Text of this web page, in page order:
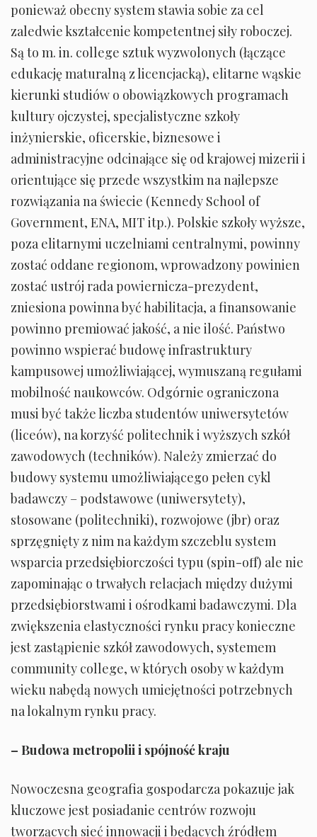
ponieważ obecny system stawia sobie za cel
zaledwie kształcenie kompetentnej siły roboczej.
Są to m. in. college sztuk wyzwolonych (łączące
edukację maturalną z licencjacką), elitarne wąskie
kierunki studiów o obowiązkowych programach
kultury ojczystej, specjalistyczne szkoły
inżynierskie, oficerskie, biznesowe i
administracyjne odcinające się od krajowej mizerii i
orientujące się przede wszystkim na najlepsze
rozwiązania na świecie (Kennedy School of
Government, ENA, MIT itp.). Polskie szkoły wyższe,
poza elitarnymi uczelniami centralnymi, powinny
zostać oddane regionom, wprowadzony powinien
zostać ustrój rada powiernicza-prezydent,
zniesiona powinna być habilitacja, a finansowanie
powinno premiować jakość, a nie ilość. Państwo
powinno wspierać budowę infrastruktury
kampusowej umożliwiającej, wymuszaną regułami
mobilność naukowców. Odgórnie ograniczona
musi być także liczba studentów uniwersytetów
(liceów), na korzyść politechnik i wyższych szkół
zawodowych (techników). Należy zmierzać do
budowy systemu umożliwiającego pełen cykl
badawczy – podstawowe (uniwersytety),
stosowane (politechniki), rozwojowe (jbr) oraz
sprzęgnięty z nim na każdym szczeblu system
wsparcia przedsiębiorczości typu (spin-off) ale nie
zapominając o trwałych relacjach między dużymi
przedsiębiorstwami i ośrodkami badawczymi. Dla
zwiększenia elastyczności rynku pracy konieczne
jest zastąpienie szkół zawodowych, systemem
community college, w których osoby w każdym
wieku nabędą nowych umiejętności potrzebnych
na lokalnym rynku pracy.
– Budowa metropolii i spójność kraju
Nowoczesna geografia gospodarcza pokazuje jak
kluczowe jest posiadanie centrów rozwoju
tworzących sieć innowacji i będących źródłem